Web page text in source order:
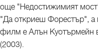
още "Недостижимият
"Да откриеш Форестър", а
филм е Алън Куотърмейн
(2003).